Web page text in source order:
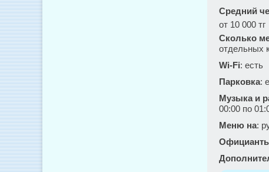
Средний
от 10 000 тг
Сколько
отдельных
Wi-Fi: есть
Парковка:
Музыка и
00:00 по
Меню на: